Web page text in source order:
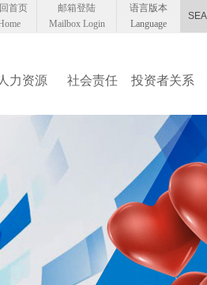
语言版本
Language
邮箱登陆
Mailbox Login
首页
人力资源 社会责任 投资者关系